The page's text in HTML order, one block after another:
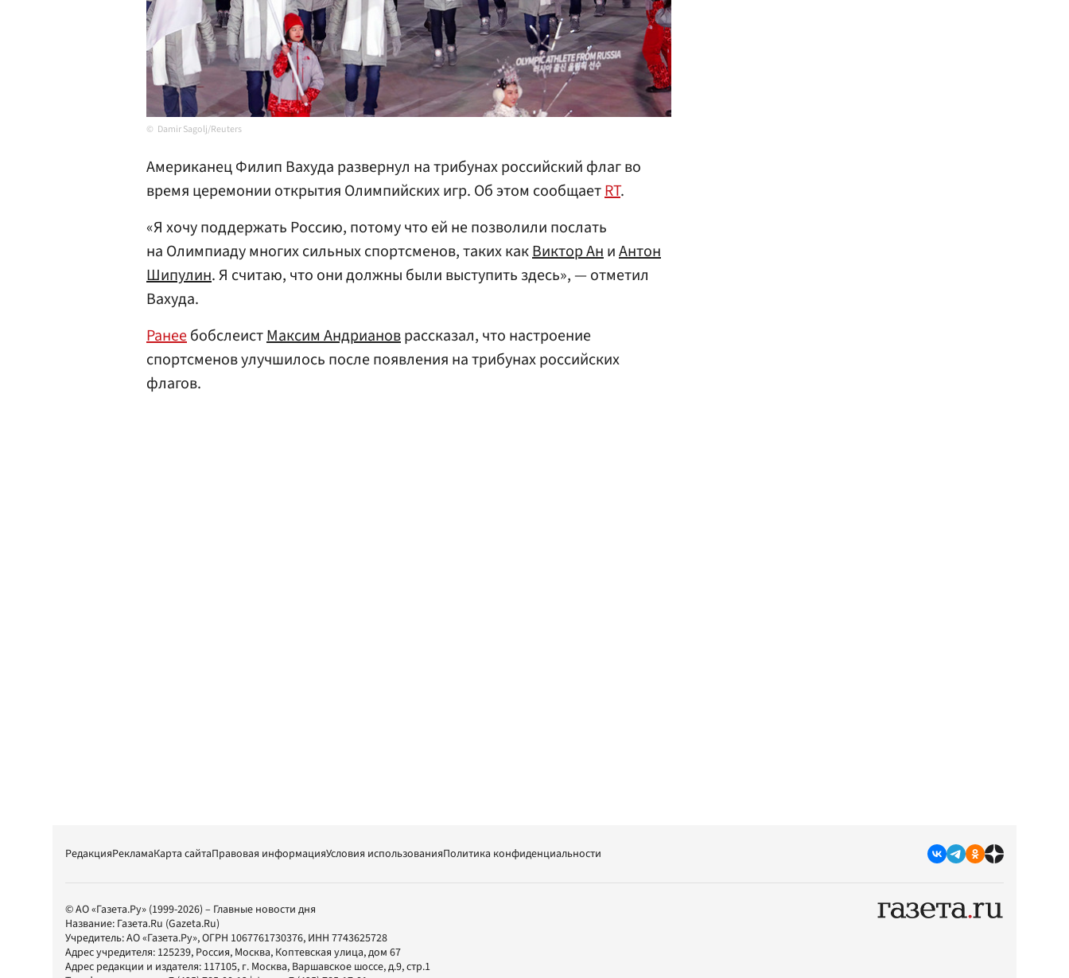
Damir Sagolj/Reuters
Американец Филип Вахуда развернул на трибунах российский флаг во
время церемонии открытия Олимпийских игр. Об этом сообщаетRT.
«Я хочу поддержать Россию, потому что ей не позволили послать
на Олимпиаду многих сильных спортсменов, таких какВиктор АниАнтон
Шипулин. Я считаю, что они должны были выступить здесь», — отметил
Вахуда.
РанеебобслеистМаксим Андриановрассказал, что настроение
спортсменов улучшилось после появления на трибунах российских
флагов.
РедакцияРекламаКарта сайтаПравовая информацияУсловия использованияПолитика конфиденциальности
© АО «Газета.Ру» (1999-2026) – Главные новости дня
Название: Газета.Ru (Gazeta.Ru)
Учредитель:АО «Газета.Ру», ОГРН 1067761730376, ИНН 7743625728
Адрес учредителя: 125239, Россия, Москва, Коптевская улица, дом 67
Адрес редакции и издателя: 117105, г. Москва, Варшавское шоссе, д.9, стр.1